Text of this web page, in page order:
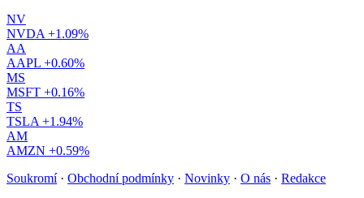
NV
NVDA +1.09%
AA
AAPL +0.60%
MS
MSFT +0.16%
TS
TSLA +1.94%
AM
AMZN +0.59%
Soukromí · Obchodní podmínky · Novinky · O nás · Redakce